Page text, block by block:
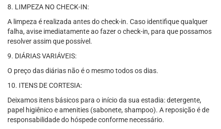
8. LIMPEZA NO CHECK-IN:
A limpeza é realizada antes do check-in. Caso identifique qualquer
falha, avise imediatamente ao fazer o check-in, para que possamos
resolver assim que possível.
9. DIÁRIAS VARIÁVEIS:
O preço das diárias não é o mesmo todos os dias.
10. ITENS DE CORTESIA:
Deixamos itens básicos para o início da sua estadia: detergente,
papel higiênico e amenities (sabonete, shampoo). A reposição é de
responsabilidade do hóspede conforme necessário.